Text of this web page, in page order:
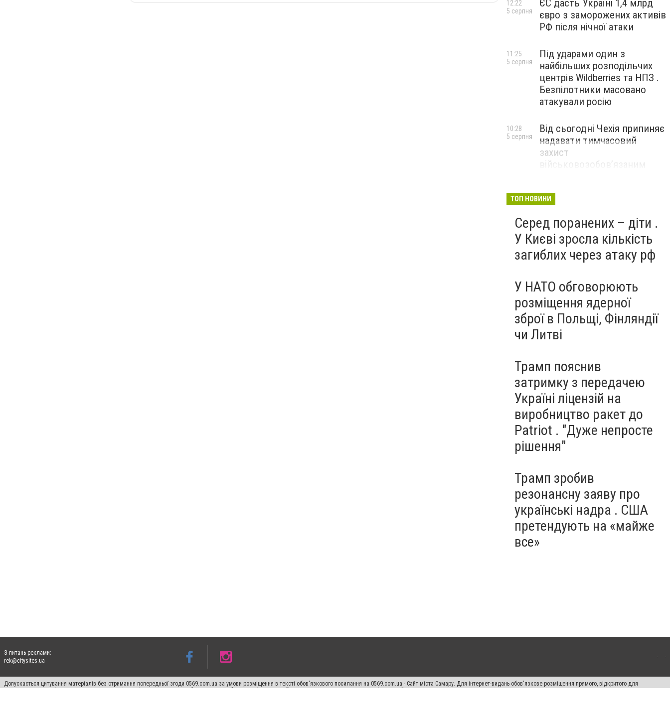
ЄС дасть Україні 1,4 млрд
євро з заморожених активів
РФ після нічної атаки
12:22
5 серпня
Під ударами один з
найбільших розподільчих
центрів Wildberries та НПЗ .
Безпілотники масовано
атакували росію
11:25
5 серпня
Від сьогодні Чехія припиняє
надавати тимчасовий
захист
військовозобов’язаним
10:28
5 серпня
ТОП НОВИНИ
Серед поранених – діти .
У Києві зросла кількість
загиблих через атаку рф
У НАТО обговорюють
розміщення ядерної
зброї в Польщі, Фінляндії
чи Литві
Трамп пояснив
затримку з передачею
Україні ліцензій на
виробництво ракет до
Patriot . "Дуже непросте
рішення"
Трамп зробив
резонансну заяву про
українські надра . США
претендують на «майже
все»
З питань реклами:
rek@citysites.ua
Допускається цитування матеріалів без отримання попередньої згоди 0569.com.ua за умови розміщення в тексті обов'язкового посилання на 0569.com.ua - Сайт міста Самару. Для інтернет-видань обов'язкове розміщення прямого, відкритого для
пошукових систем гіперпосилання на цитовані статті не нижче другого абзацу в тексті або в якості джерела. Порушення виняткових прав переслідується Законом.